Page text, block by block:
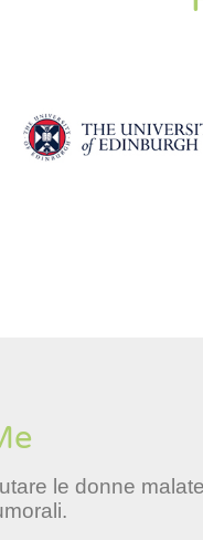
le donne